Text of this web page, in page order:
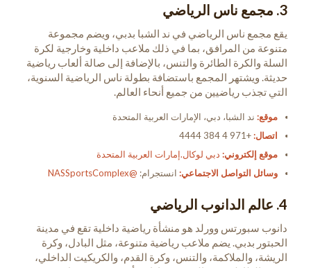
3. مجمع ناس الرياضي
يقع مجمع ناس الرياضي في ند الشبا بدبي، ويضم مجموعة
متنوعة من المرافق، بما في ذلك ملاعب داخلية وخارجية لكرة
السلة والكرة الطائرة والتنس، بالإضافة إلى صالة ألعاب رياضية
حديثة. ويشتهر المجمع باستضافة بطولة ناس الرياضية السنوية،
التي تجذب رياضيين من جميع أنحاء العالم.
موقع:ند الشبا، دبي، الإمارات العربية المتحدة
اتصال:+971 4 384 4444
موقع إلكتروني: دبي لوكال.إمارات العربية المتحدة
وسائل التواصل الاجتماعي:انستجرام: @NASSportsComplex
4. عالم الدانوب الرياضي
دانوب سبورتس وورلد هو منشأة رياضية داخلية تقع في مدينة
الحبتور بدبي. يضم ملاعب رياضية متنوعة، مثل البادل، وكرة
الريشة، والملاكمة، والتنس، وكرة القدم، والكريكيت الداخلي،